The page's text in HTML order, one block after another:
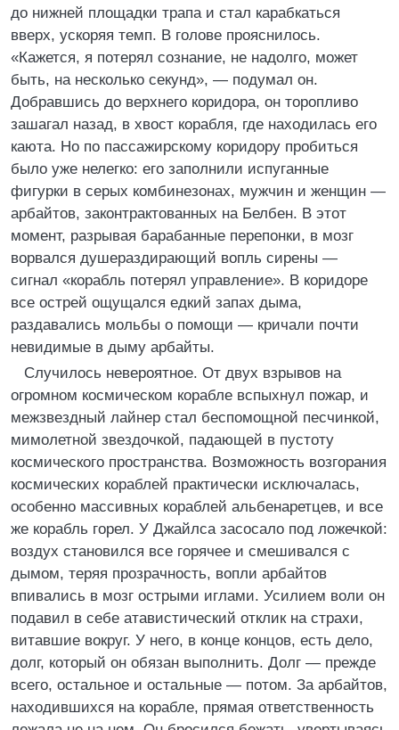
до нижней площадки трапа и стал карабкаться
вверх, ускоряя темп. В голове прояснилось.
«Кажется, я потерял сознание, не надолго, может
быть, на несколько секунд», — подумал он.
Добравшись до верхнего коридора, он торопливо
зашагал назад, в хвост корабля, где находилась его
каюта. Но по пассажирскому коридору пробиться
было уже нелегко: его заполнили испуганные
фигурки в серых комбинезонах, мужчин и женщин —
арбайтов, законтрактованных на Белбен. В этот
момент, разрывая барабанные перепонки, в мозг
ворвался душераздирающий вопль сирены —
сигнал «корабль потерял управление». В коридоре
все острей ощущался едкий запах дыма,
раздавались мольбы о помощи — кричали почти
невидимые в дыму арбайты.
Случилось невероятное. От двух взрывов на
огромном космическом корабле вспыхнул пожар, и
межзвездный лайнер стал беспомощной песчинкой,
мимолетной звездочкой, падающей в пустоту
космического пространства. Возможность возгорания
космических кораблей практически исключалась,
особенно массивных кораблей альбенаретцев, и все
же корабль горел. У Джайлса засосало под ложечкой:
воздух становился все горячее и смешивался с
дымом, теряя прозрачность, вопли арбайтов
впивались в мозг острыми иглами. Усилием воли он
подавил в себе атавистический отклик на страхи,
витавшие вокруг. У него, в конце концов, есть дело,
долг, который он обязан выполнить. Долг — прежде
всего, остальное и остальные — потом. За арбайтов,
находившихся на корабле, прямая ответственность